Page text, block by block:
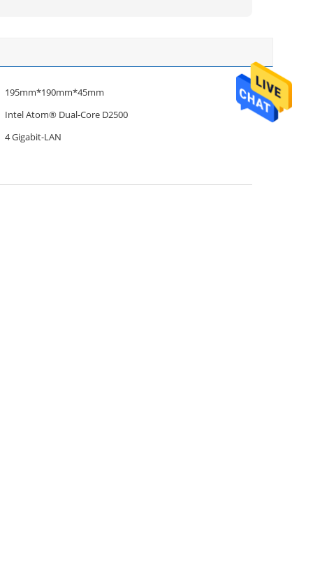
195mm*190mm*45mm
Intel Atom® Dual-Core D2500
4 Gigabit-LAN